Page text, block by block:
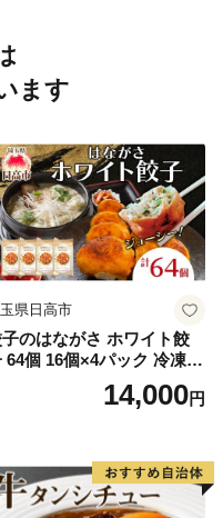
ます
県日高市
のはながさ ホワイト餃
64個 16個×4パック 冷凍
華 点心 B級グルメ ご当地
菜 おつまみ おかず 簡単調
ギフト お取り寄せ 日高市
14,000円